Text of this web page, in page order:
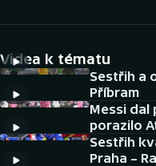
Cyklistika
DALŠÍ SPORTY
Americký fotbal
NEPŘEHLÉDNĚTE
Videa k tématu
Sestřih a
Příbram
Messi dal
porazilo
Sestřih
Praha –